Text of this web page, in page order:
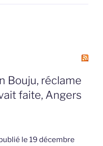
Bouju, réclame
faite, Angers
le 19 décembre